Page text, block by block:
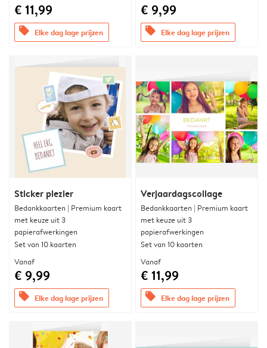
€ 11,99
offers Elke dag lage prijzen
€ 9,99
offers Elke dag lage prijzen
Sticker plezier
Bedankkaarten | Premium kaart
met keuze uit 3
papierafwerkingen
Set van 10 kaarten
Vanaf
€ 9,99
offers Elke dag lage prijzen
Verjaardagscollage
Bedankkaarten | Premium kaart
met keuze uit 3
papierafwerkingen
Set van 10 kaarten
Vanaf
€ 11,99
offers Elke dag lage prijzen